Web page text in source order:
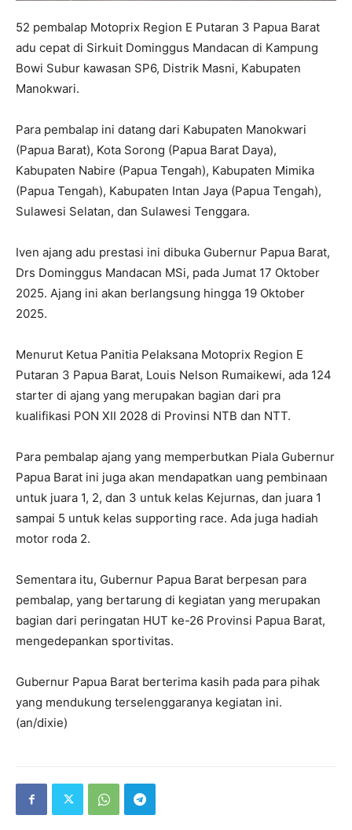
52 pembalap Motoprix Region E Putaran 3 Papua Barat
adu cepat di Sirkuit Dominggus Mandacan di Kampung
Bowi Subur kawasan SP6, Distrik Masni, Kabupaten
Manokwari.
Para pembalap ini datang dari Kabupaten Manokwari
(Papua Barat), Kota Sorong (Papua Barat Daya),
Kabupaten Nabire (Papua Tengah), Kabupaten Mimika
(Papua Tengah), Kabupaten Intan Jaya (Papua Tengah),
Sulawesi Selatan, dan Sulawesi Tenggara.
Iven ajang adu prestasi ini dibuka Gubernur Papua Barat,
Drs Dominggus Mandacan MSi, pada Jumat 17 Oktober
2025. Ajang ini akan berlangsung hingga 19 Oktober
2025.
Menurut Ketua Panitia Pelaksana Motoprix Region E
Putaran 3 Papua Barat, Louis Nelson Rumaikewi, ada 124
starter di ajang yang merupakan bagian dari pra
kualifikasi PON XII 2028 di Provinsi NTB dan NTT.
Para pembalap ajang yang memperbutkan Piala Gubernur
Papua Barat ini juga akan mendapatkan uang pembinaan
untuk juara 1, 2, dan 3 untuk kelas Kejurnas, dan juara 1
sampai 5 untuk kelas supporting race. Ada juga hadiah
motor roda 2.
Sementara itu, Gubernur Papua Barat berpesan para
pembalap, yang bertarung di kegiatan yang merupakan
bagian dari peringatan HUT ke-26 Provinsi Papua Barat,
mengedepankan sportivitas.
Gubernur Papua Barat berterima kasih pada para pihak
yang mendukung terselenggaranya kegiatan ini.
(an/dixie)